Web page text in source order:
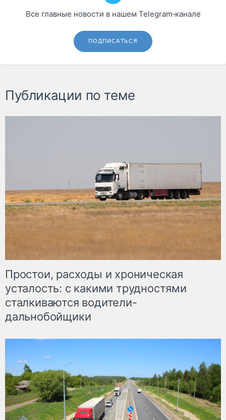
Все главные новости в нашем Telegram‑канале
ПОДПИСАТЬСЯ
Публикации по теме
Простои, расходы и хроническая
усталость: с какими трудностями
сталкиваются водители-
дальнобойщики